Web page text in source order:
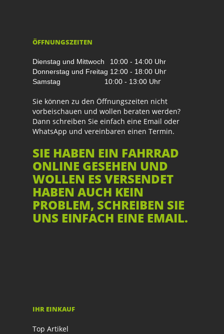
ÖFFNUNGSZEITEN
Dienstag und Mittwoch
10:00 - 14:00 Uhr
Donnerstag und Freitag 12:00 - 18:00 Uhr
Samstag 10:00 - 13:00 Uhr
Sie können zu den Öffnungszeiten nicht
vorbeischauen und wollen beraten werden?
Dann schreiben Sie einfach eine Email oder
WhatsApp und vereinbaren einen Termin.
SIE HABEN EIN FAHRRAD
ONLINE GESEHEN UND
WOLLEN ES VERSENDET
HABEN AUCH KEIN
PROBLEM, SCHREIBEN SIE
UNS EINFACH EINE EMAIL.
IHR EINKAUF
Top Artikel